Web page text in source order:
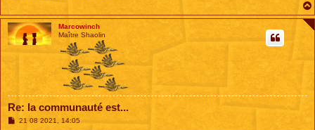
Marcowinch
Maître Shaolin
Re: la communauté est...
M21 08 2021, 14:05